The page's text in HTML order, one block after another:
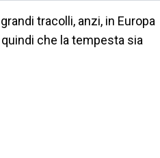
tracolli, anzi, in Europa
che la tempesta sia